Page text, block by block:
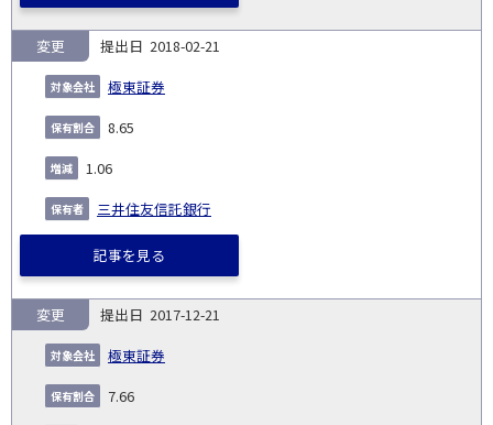
2018-02-21
極東証券
変更
8.65
1.06
三井住友信託銀行
記事を見る
2017-12-21
極東証券
変更
7.66